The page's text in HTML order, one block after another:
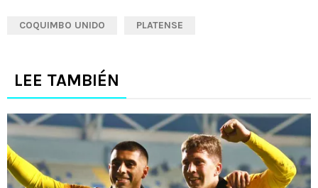
COQUIMBO UNIDO PLATENSE
LEE TAMBIÉN